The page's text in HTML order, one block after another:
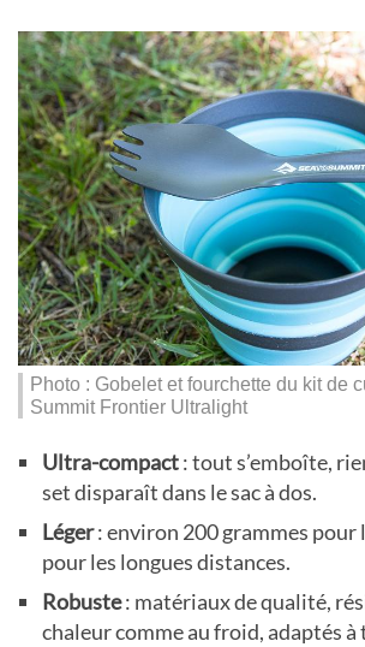
Photo : Gobelet et fourchette du kit de
Summit Frontier Ultralight
Ultra-compact: tout s’emboîte,
set disparaît dans le sac à dos.
Léger: environ 200 grammes pour
pour les longues distances.
Robuste: matériaux de qualité,
chaleur comme au froid, adaptés à